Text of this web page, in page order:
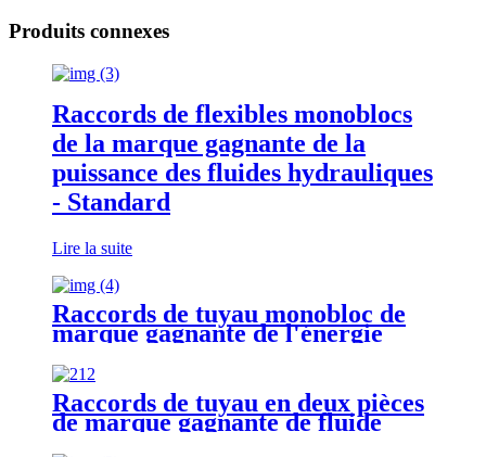
Produits connexes
Raccords de flexibles monoblocs
de la marque gagnante de la
puissance des fluides hydrauliques
- Standard
Lire la suite
Raccords de tuyau monobloc de
marque gagnante de l'énergie
hydraulique - Spirale
Raccords de tuyau en deux pièces
de marque gagnante de fluide
hydraulique - Standard